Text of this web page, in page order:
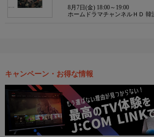
8月7日(金) 18:00～19:00
ホームドラマチャンネルＨＤ 韓
キャンペーン・お得な情報